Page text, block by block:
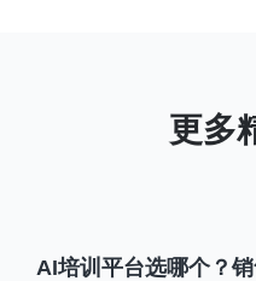
AI培训平台选哪个？